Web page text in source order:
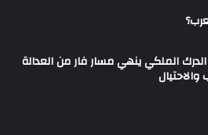
الملكي ينهي مسار فار من العدالة